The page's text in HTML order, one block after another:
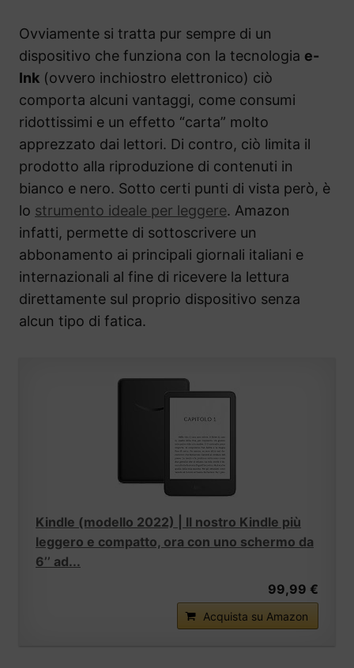
Ovviamente si tratta pur sempre di un
dispositivo che funziona con la tecnologia e-
Ink (ovvero inchiostro elettronico) ciò
comporta alcuni vantaggi, come consumi
ridottissimi e un effetto “carta” molto
apprezzato dai lettori. Di contro, ciò limita il
prodotto alla riproduzione di contenuti in
bianco e nero. Sotto certi punti di vista però, è
lo strumento ideale per leggere. Amazon
infatti, permette di sottoscrivere un
abbonamento ai principali giornali italiani e
internazionali al fine di ricevere la lettura
direttamente sul proprio dispositivo senza
alcun tipo di fatica.
Kindle (modello 2022) | Il nostro Kindle più
leggero e compatto, ora con uno schermo da
6’’ ad...
99,99 €
Acquista su Amazon